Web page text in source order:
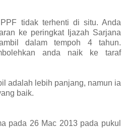
tidak terhenti di situ. Anda
ke peringkat Ijazah Sarjana
dalam tempoh 4 tahun.
anda naik ke taraf
adalah lebih panjang, namun ia
baik.
pada 26 Mac 2013 pada pukul